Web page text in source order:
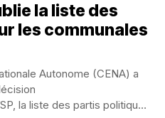
la liste des
les communales
Autonome (CENA) a
la liste des partis politiques